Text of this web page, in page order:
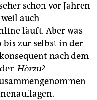
schon vor Jahren
auch
läuft. Aber was
bis zur selbst in der
nach dem
Hörzu?